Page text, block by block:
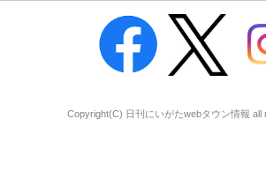
Copyright(C) 日刊にいがたwebタウン情報 all